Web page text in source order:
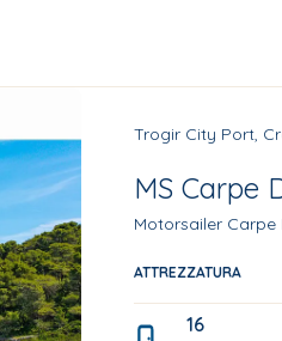
Trogir City Port,
MS Carpe
Motorsailer Carpe
ATTREZZATURA
16